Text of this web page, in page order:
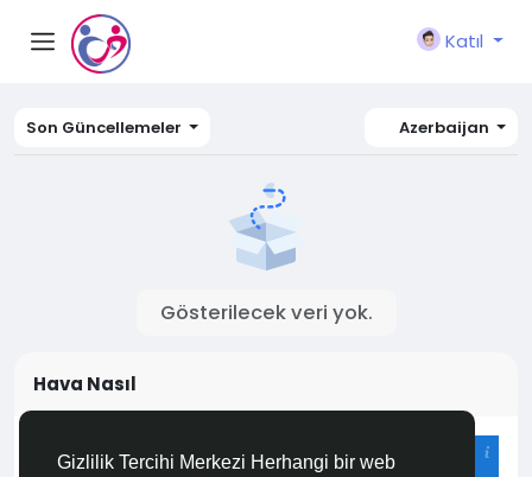
Gizlilik Tercihi Merkezi Herhangi bir web
Katıl
Son Güncellemeler Azerbaijan
Gösterilecek veri yok.
Hava Nasıl
Istanbul